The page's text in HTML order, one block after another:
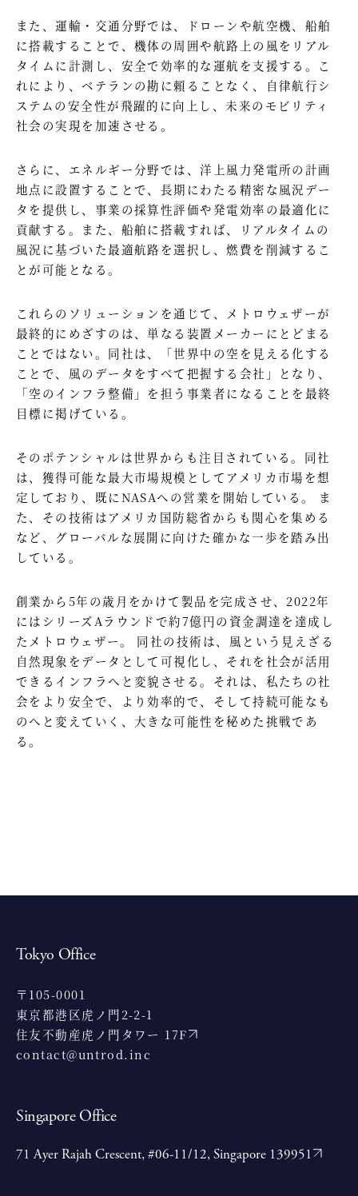
また、運輸・交通分野では、ドローンや航空機、船舶
に搭載することで、機体の周囲や航路上の風をリアル
タイムに計測し、安全で効率的な運航を支援する。こ
れにより、ベテランの勘に頼ることなく、自律航行シ
ステムの安全性が飛躍的に向上し、未来のモビリティ
社会の実現を加速させる。
さらに、エネルギー分野では、洋上風力発電所の計画
地点に設置することで、長期にわたる精密な風況デー
タを提供し、事業の採算性評価や発電効率の最適化に
貢献する。また、船舶に搭載すれば、リアルタイムの
風況に基づいた最適航路を選択し、燃費を削減するこ
とが可能となる。
これらのソリューションを通じて、メトロウェザーが
最終的にめざすのは、単なる装置メーカーにとどまる
ことではない。同社は、「世界中の空を見える化する
ことで、風のデータをすべて把握する会社」となり、
「空のインフラ整備」を担う事業者になることを最終
目標に掲げている。
そのポテンシャルは世界からも注目されている。同社
は、獲得可能な最大市場規模としてアメリカ市場を想
定しており、既にNASAへの営業を開始している。 ま
た、その技術はアメリカ国防総省からも関心を集める
など、グローバルな展開に向けた確かな一歩を踏み出
している。
創業から5年の歳月をかけて製品を完成させ、2022年
にはシリーズAラウンドで約7億円の資金調達を達成し
たメトロウェザー。 同社の技術は、風という見えざる
自然現象をデータとして可視化し、それを社会が活用
できるインフラへと変貌させる。それは、私たちの社
会をより安全で、より効率的で、そして持続可能なも
のへと変えていく、大きな可能性を秘めた挑戦であ
る。
Tokyo Office
〒105-0001
東京都港区虎ノ門2-2-1
住友不動産虎ノ門タワー 17F
contact@untrod.inc
Singapore Office
71 Ayer Rajah Crescent, #06-11/12, Singapore 139951